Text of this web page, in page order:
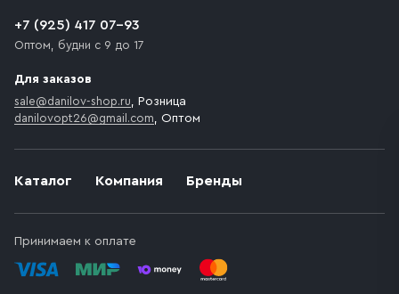
Каталог Компания Бренды
Принимаем к оплате
+7 (925) 417 07-93
Оптом, будни с 9 до 17
Для заказов
sale@danilov-shop.ru, Розница
danilovopt26@gmail.com, Оптом